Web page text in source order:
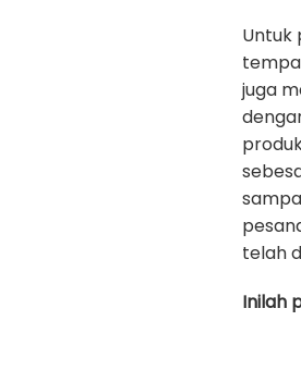
Untuk
juga
telah
Inilah